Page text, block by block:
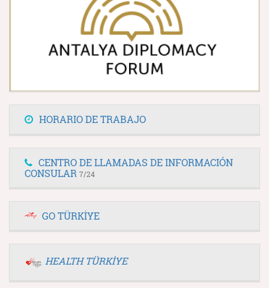
HORARIO DE TRABAJO
CENTRO DE LLAMADAS DE INFORMACIÓN
CONSULAR 7/24
GO TÜRKİYE
HEALTH TÜRKİYE